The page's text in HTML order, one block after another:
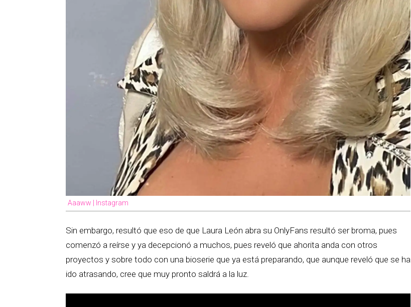
Aaaww | Instagram
Sin embargo, resultó que eso de que Laura León abra su OnlyFans resultó ser broma, pues
comenzó a reírse y ya decepcionó a muchos, pues reveló que ahorita anda con otros
proyectos y sobre todo con una bioserie que ya está preparando, que aunque reveló que se ha
ido atrasando, cree que muy pronto saldrá a la luz.